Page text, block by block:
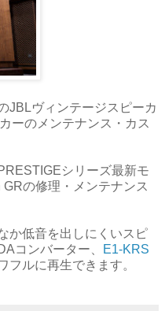
JBLヴィンテージスピーカ
ーのメンテナンス・カス
シリーズ最新モ
の修理・メンテナンス
か低音を出しにくいスピ
コンバーター、
E1-KRS
フルに再生できます。